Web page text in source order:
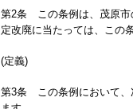
第2条 この条例は、茂原市
定改廃に当たっては、この
(定義)
第3条 この条例において、